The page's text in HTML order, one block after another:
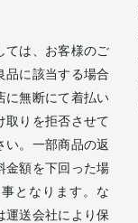
ては、お客様のご
品に該当する場合
に無断にて着払い
取りを拒否させて
い。一部商品の返
金額を下回った場
となります。な
運送会社により保